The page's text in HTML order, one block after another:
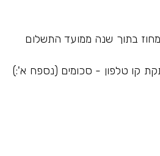
בתוך שנה ממועד התשלום
קו טלפון - סכומים (נספח א':)